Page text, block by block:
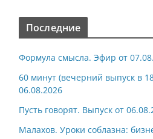
Последние
Формула смысла. Эфир от
60 минут (вечерний выпуск в
06.08.2026
Пусть говорят. Выпуск от
Малахов. Уроки соблазна: